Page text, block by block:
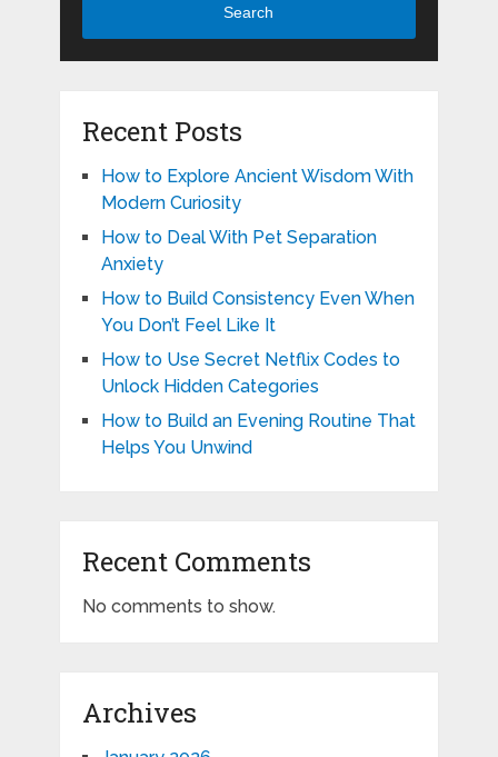
Search
Recent Posts
How to Explore Ancient Wisdom With
Modern Curiosity
How to Deal With Pet Separation
Anxiety
How to Build Consistency Even When
You Don’t Feel Like It
How to Use Secret Netflix Codes to
Unlock Hidden Categories
How to Build an Evening Routine That
Helps You Unwind
Recent Comments
No comments to show.
Archives